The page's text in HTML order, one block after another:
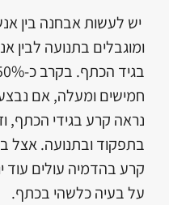
יש לעשות אבחנה בין
ומוגבלים בתנועה
נראה קרע בגידי הכתף,
קרע בהדמיה עולים עוד
על בעיה כלשהי בכתף.